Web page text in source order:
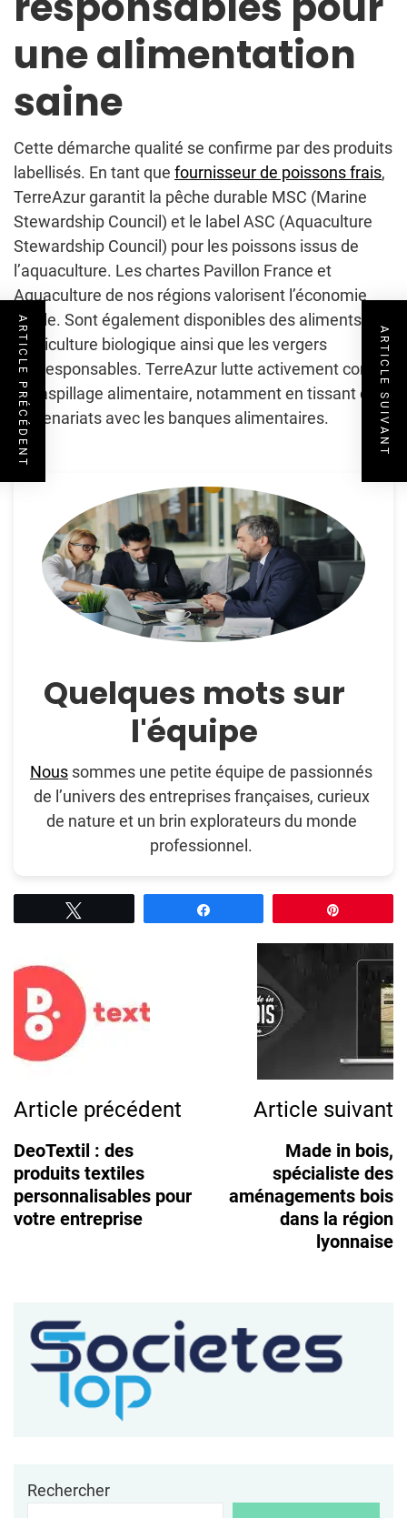
une alimentation
saine
Cette démarche qualité se confirme par des produits
labellisés. En tant que fournisseur de poissons frais,
TerreAzur garantit la pêche durable MSC (Marine
Stewardship Council) et le label ASC (Aquaculture
Stewardship Council) pour les poissons issus de
l’aquaculture. Les chartes Pavillon France et
Aquaculture de nos régions valorisent l’économie
locale. Sont également disponibles des aliments de
l’agriculture biologique ainsi que les vergers
écoresponsables. TerreAzur lutte activement contre
le gaspillage alimentaire, notamment en tissant des
partenariats avec les banques alimentaires.
Quelques mots sur
l'équipe
Nous sommes une petite équipe de passionnés
de l’univers des entreprises françaises, curieux
de nature et un brin explorateurs du monde
professionnel.
Post
Navigation
Article précédent
DeoTextil : des
produits textiles
personnalisables pour
votre entreprise
Article suivant
Made in bois,
spécialiste des
aménagements bois
dans la région
lyonnaise
ARTICLE PRÉCÉDENT ARTICLE SUIVANT
Rechercher